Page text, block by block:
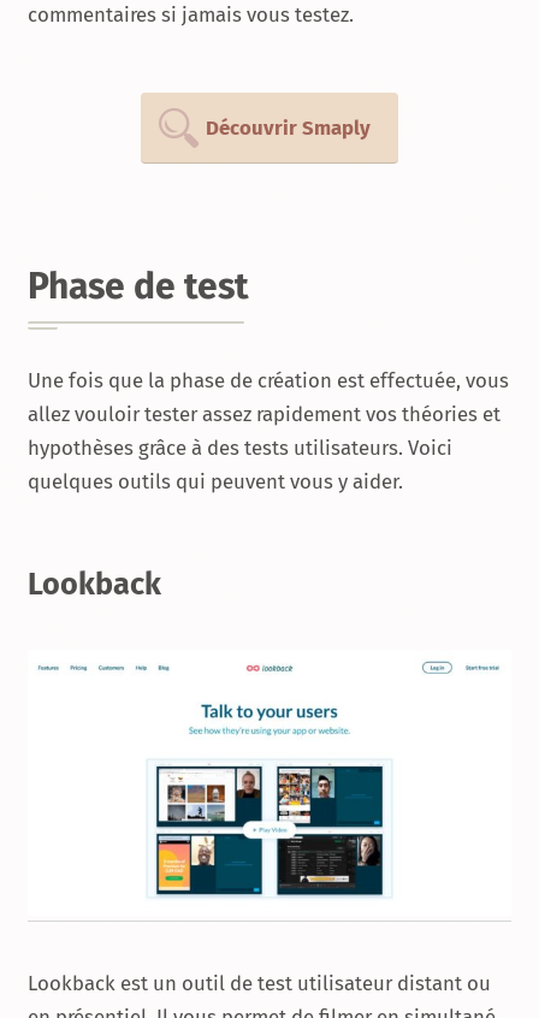
commentaires si jamais vous testez.
Découvrir Smaply
Phase de test
Une fois que la phase de création est effectuée, vous
allez vouloir tester assez rapidement vos théories et
hypothèses grâce à des tests utilisateurs. Voici
quelques outils qui peuvent vous y aider.
Lookback
Lookback est un outil de test utilisateur distant ou